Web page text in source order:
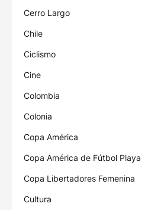
Cerro Largo
Chile
Ciclismo
Cine
Colombia
Colonia
Copa América
Copa América de Fútbol Playa
Copa Libertadores Femenina
Cultura